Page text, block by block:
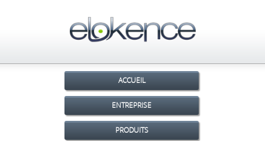
ACCUEIL
ENTREPRISE
PRODUITS